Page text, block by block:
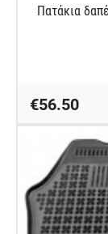
Πατάκια
€56.50